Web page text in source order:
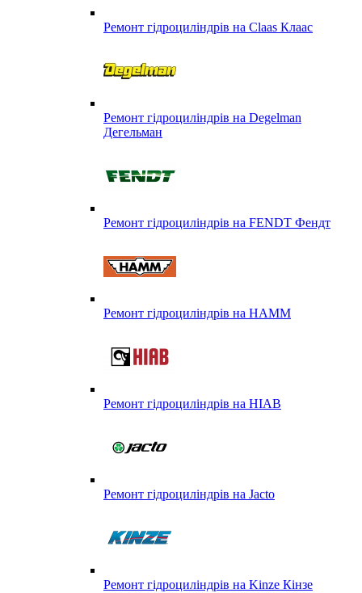
Ремонт гідроциліндрів на Claas Клаас
Ремонт гідроциліндрів на Degelman
Дегельман
Ремонт гідроциліндрів на FENDT Фендт
Ремонт гідроциліндрів на HAMM
Ремонт гідроциліндрів на HIAB
Ремонт гідроциліндрів на Jacto
Ремонт гідроциліндрів на Kinze Кінзе